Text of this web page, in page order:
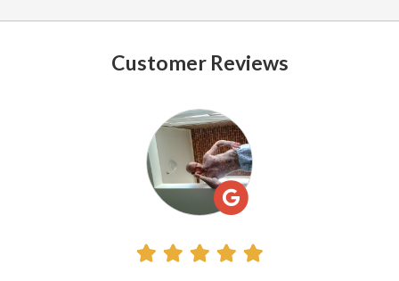
Customer Reviews